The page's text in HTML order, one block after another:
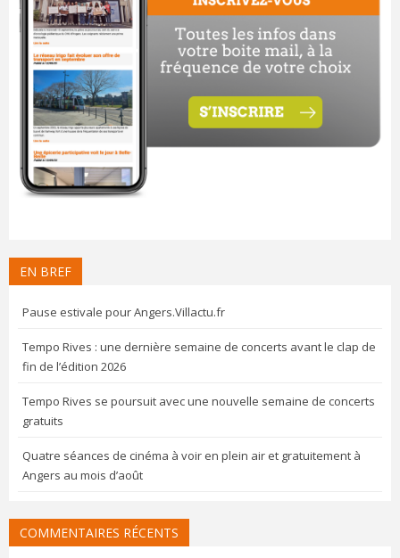
EN BREF
Pause estivale pour Angers.Villactu.fr
Tempo Rives : une dernière semaine de concerts avant le clap de
fin de l’édition 2026
Tempo Rives se poursuit avec une nouvelle semaine de concerts
gratuits
Quatre séances de cinéma à voir en plein air et gratuitement à
Angers au mois d’août
COMMENTAIRES RÉCENTS